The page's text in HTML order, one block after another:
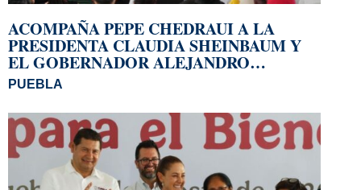
ACOMPAÑA PEPE CHEDRAUI A LA
PRESIDENTA CLAUDIA SHEINBAUM Y
EL GOBERNADOR ALEJANDRO
ARMENTA A LA ENTREGA DE
VIVIENDAS EN LOMAS DE SAN MIGUEL
PUEBLA